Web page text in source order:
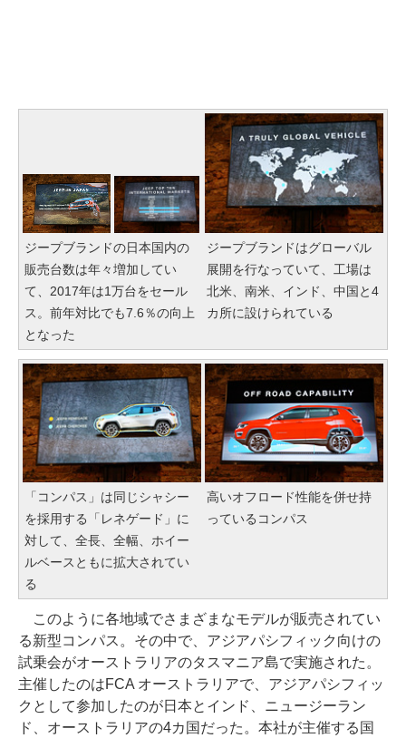
ジープブランドの日本国内の
販売台数は年々増加してい
て、2017年は1万台をセール
ス。前年対比でも7.6％の向上
となった
ジープブランドはグローバル
展開を行なっていて、工場は
北米、南米、インド、中国と4
カ所に設けられている
「コンパス」は同じシャシー
を採用する「レネゲード」に
対して、全長、全幅、ホイー
ルベースともに拡大されてい
る
高いオフロード性能を併せ持
っているコンパス
このように各地域でさまざまなモデルが販売されてい
る新型コンパス。その中で、アジアパシフィック向けの
試乗会がオーストラリアのタスマニア島で実施された。
主催したのはFCA オーストラリアで、アジアパシフィッ
クとして参加したのが日本とインド、ニュージーラン
ド、オーストラリアの4カ国だった。本社が主催する国